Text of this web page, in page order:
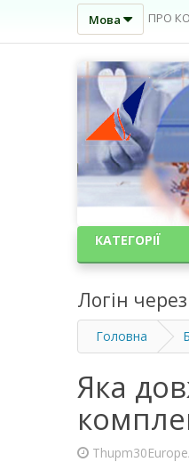
Мова ПРО
КАТЕГОРІЇ
Логін
Головна
Яка